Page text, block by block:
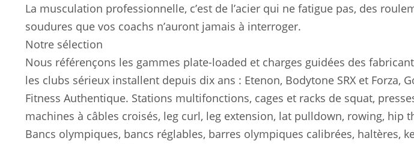
La musculation professionnelle, c’est de l’acier qui ne fatigue pas, des
soudures que vos coachs n’auront jamais à interroger.
Notre sélection
Nous référençons les gammes plate-loaded et charges guidées des
les clubs sérieux installent depuis dix ans : Etenon, Bodytone SRX et Forza,
Fitness Authentique. Stations multifonctions, cages et racks de squat,
machines à câbles croisés, leg curl, leg extension, lat pulldown, rowing, hip
Bancs olympiques, bancs réglables, barres olympiques calibrées, haltères,